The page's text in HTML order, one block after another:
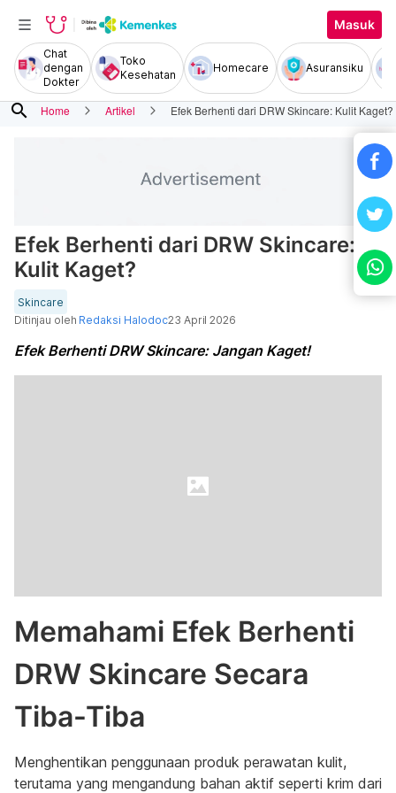
Masuk
Chat
dengan
Dokter
Toko
Kesehatan
Homecare Asuransiku
search Home Artikel Efek Berhenti dari DRW Skincare: Kulit Kaget?
Efek Berhenti dari DRW Skincare:
Kulit Kaget?
Skincare
Ditinjau oleh Redaksi Halodoc23 April 2026
Efek Berhenti DRW Skincare: Jangan Kaget!
Memahami Efek Berhenti
DRW Skincare Secara
Tiba-Tiba
Menghentikan penggunaan produk perawatan kulit,
terutama yang mengandung bahan aktif seperti krim dari